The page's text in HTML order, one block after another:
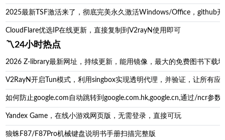
2025最新TSF激活来了，彻底完美永久激活Windows/Office，github
CloudFlare优选IP在线更新，直接复制到V2rayN使用即可
〽️24小时热点
2026 Z-library最新网址，持续更新，能用镜像，最大的免费图书下载
V2RayN开启Tun模式，利用singbox实现透明代理，并验证，让所有
如何防止google.com自动跳转到google.com.hk,google.cn,通过/ncr参数
Yandex Game，在线小游戏网页版，无需登录，直接可玩
狼蛛F87/F87Pro机械键盘说明书手册扫描完整版